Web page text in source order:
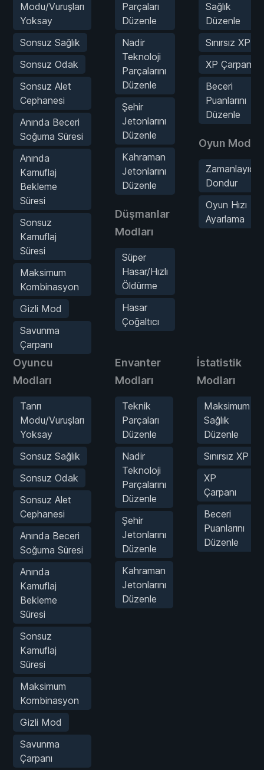
Modu/Vuruşları
Yoksay
Sonsuz Sağlık
Sonsuz Odak
Sonsuz Alet
Cephanesi
Anında Beceri
Soğuma Süresi
Anında
Kamuflaj
Bekleme
Süresi
Sonsuz
Kamuflaj
Süresi
Maksimum
Kombinasyon
Gizli Mod
Savunma
Çarpanı
Parçaları
Düzenle
Nadir
Teknoloji
Parçalarını
Düzenle
Şehir
Jetonlarını
Düzenle
Kahraman
Jetonlarını
Düzenle
Düşmanlar
Modları
Süper
Hasar/Hızlı
Öldürme
Hasar
Çoğaltıcı
Sağlık
Düzenle
Sınırsız XP
XP Çarpanı
Beceri
Puanlarını
Düzenle
Oyun
Zamanlayıcıyı
Dondur
Oyun Hızı
Ayarlama
Oyuncu
Modları
Tanrı
Modu/Vuruşları
Yoksay
Sonsuz Sağlık
Sonsuz Odak
Sonsuz Alet
Cephanesi
Anında Beceri
Soğuma Süresi
Anında
Kamuflaj
Bekleme
Süresi
Sonsuz
Kamuflaj
Süresi
Maksimum
Kombinasyon
Gizli Mod
Savunma
Çarpanı
Envanter
Modları
Teknik
Parçaları
Düzenle
Nadir
Teknoloji
Parçalarını
Düzenle
Şehir
Jetonlarını
Düzenle
Kahraman
Jetonlarını
Düzenle
İstatistik
Modları
Maksimum
Sağlık
Düzenle
Sınırsız XP
XP
Çarpanı
Beceri
Puanlarını
Düzenle